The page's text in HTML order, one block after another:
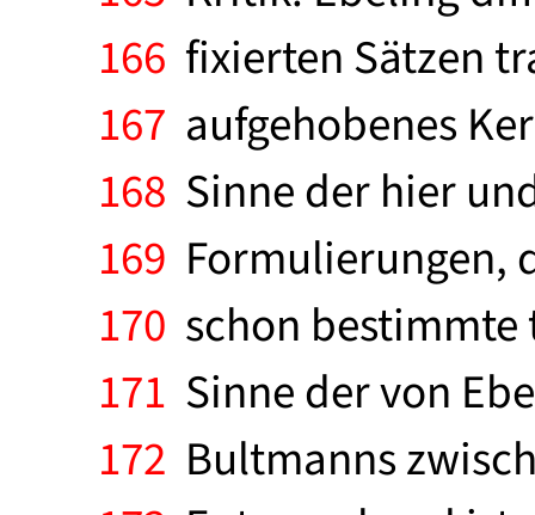
166 fixierten Sätzen
167 aufgehobenes
168 Sinne der hier
169 Formulierungen,
170 schon
171 Sinne der von
172 Bultmanns